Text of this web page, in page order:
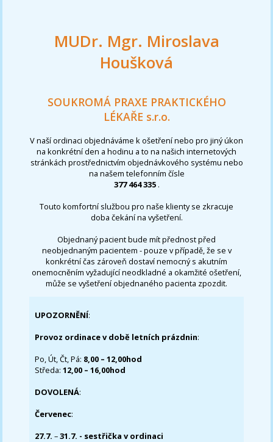
MUDr. Mgr. Miroslava
Houšková
SOUKROMÁ PRAXE PRAKTICKÉHO
LÉKAŘE s.r.o.
V naší ordinaci objednáváme k ošetření nebo pro jiný úkon
na konkrétní den a hodinu a to na našich internetových
stránkách prostřednictvím objednávkového systému nebo
na našem telefonním čísle
377 464 335 .
Touto komfortní službou pro naše klienty se zkracuje
doba čekání na vyšetření.
Objednaný pacient bude mít přednost před
neobjednaným pacientem - pouze v případě, že se v
konkrétní čas zároveň dostaví nemocný s akutním
onemocněním vyžadující neodkladné a okamžité ošetření,
může se vyšetření objednaného pacienta zpozdit.
UPOZORNĚNÍ:
Provoz ordinace v době letních prázdnin:
Po, Út, Čt, Pá: 8,00 – 12,00hod
Středa:12,00 – 16,00hod
DOVOLENÁ:
Červenec:
27.7.–31.7. - sestřička v ordinaci